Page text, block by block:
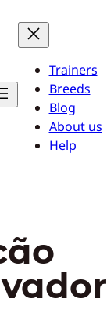
Trainers
Breeds
Blog
About us
Help